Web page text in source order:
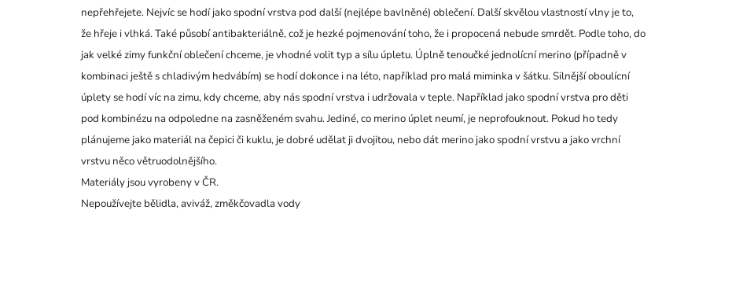
nepřehřejete. Nejvíc se hodí jako spodní vrstva pod další (nejlépe bavlněné) oblečení. Další skvělou vlastností vlny je to,
že hřeje i vlhká. Také působí antibakteriálně, což je hezké pojmenování toho, že i propocená nebude smrdět. Podle toho, do
jak velké zimy funkční oblečení chceme, je vhodné volit typ a sílu úpletu. Úplně tenoučké jednolícní merino (případně v
kombinaci ještě s chladivým hedvábím) se hodí dokonce i na léto, například pro malá miminka v šátku. Silnější oboulícní
úplety se hodí víc na zimu, kdy chceme, aby nás spodní vrstva i udržovala v teple. Například jako spodní vrstva pro děti
pod kombinézu na odpoledne na zasněženém svahu. Jediné, co merino úplet neumí, je neprofouknout. Pokud ho tedy
plánujeme jako materiál na čepici či kuklu, je dobré udělat ji dvojitou, nebo dát merino jako spodní vrstvu a jako vrchní
vrstvu něco větruodolnějšího.
Materiály jsou vyrobeny v ČR.
Nepoužívejte bělidla, aviváž, změkčovadla vody